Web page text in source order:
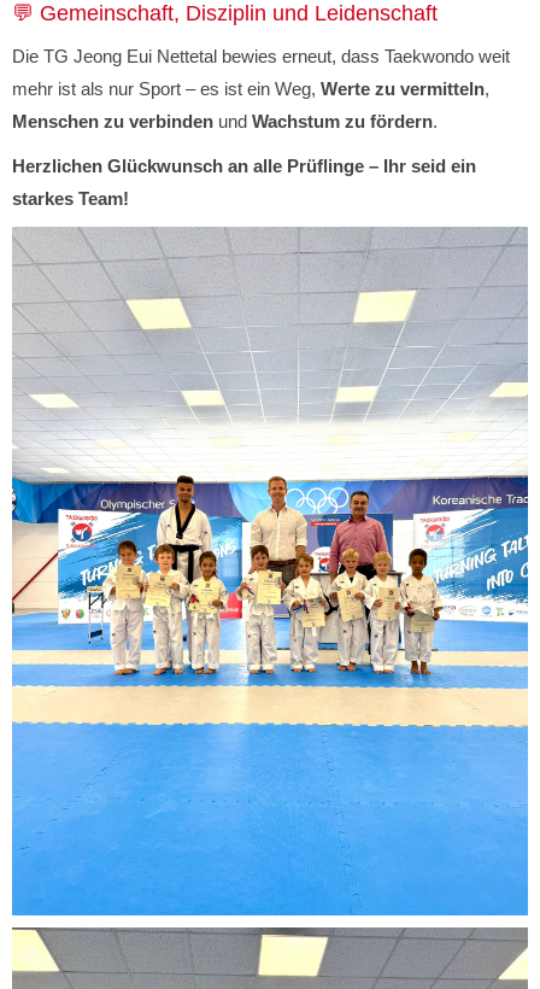
💬 Gemeinschaft, Disziplin und Leidenschaft
Die TG Jeong Eui Nettetal bewies erneut, dass Taekwondo weit
mehr ist als nur Sport – es ist ein Weg, Werte zu vermitteln,
Menschen zu verbinden und Wachstum zu fördern.
Herzlichen Glückwunsch an alle Prüflinge – Ihr seid ein
starkes Team!